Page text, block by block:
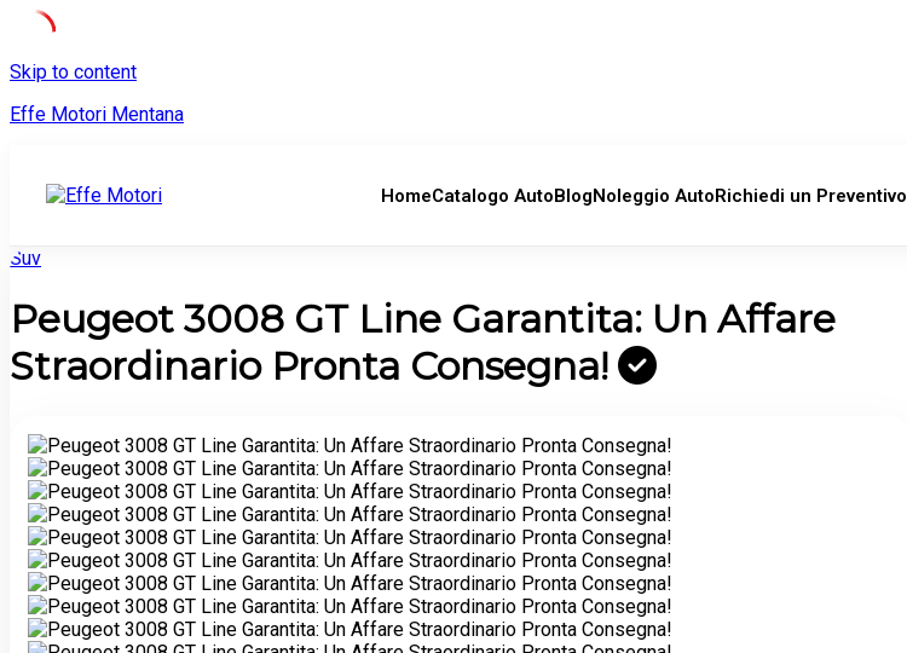
Skip to content
Effe Motori Mentana
HomeCatalogo AutoBlogNoleggio AutoRichiedi un Preventivo
Suv
Peugeot 3008 GT Line Garantita: Un Affare
Straordinario Pronta Consegna!